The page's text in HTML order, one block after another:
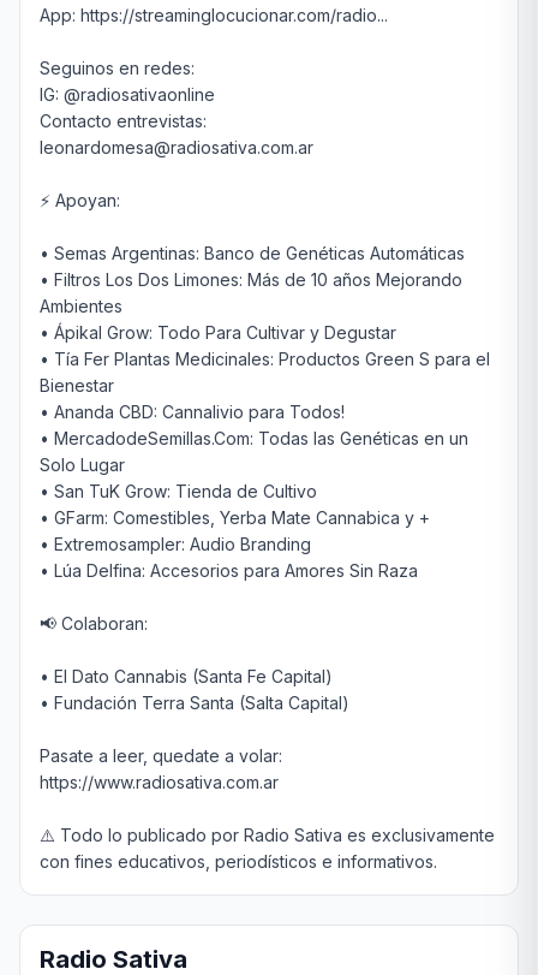
App: https://streaminglocucionar.com/radio...
Seguinos en redes:
IG: @radiosativaonline
Contacto entrevistas:
leonardomesa@radiosativa.com.ar
⚡ Apoyan:
• Semas Argentinas: Banco de Genéticas Automáticas
• Filtros Los Dos Limones: Más de 10 años Mejorando
Ambientes
• Ápikal Grow: Todo Para Cultivar y Degustar
• Tía Fer Plantas Medicinales: Productos Green S para el
Bienestar
• Ananda CBD: Cannalivio para Todos!
• MercadodeSemillas.Com: Todas las Genéticas en un
Solo Lugar
• San TuK Grow: Tienda de Cultivo
• GFarm: Comestibles, Yerba Mate Cannabica y +
• Extremosampler: Audio Branding
• Lúa Delfina: Accesorios para Amores Sin Raza
📢 Colaboran:
• El Dato Cannabis (Santa Fe Capital)
• Fundación Terra Santa (Salta Capital)
Pasate a leer, quedate a volar:
https://www.radiosativa.com.ar
⚠️ Todo lo publicado por Radio Sativa es exclusivamente
con fines educativos, periodísticos e informativos.
Radio Sativa